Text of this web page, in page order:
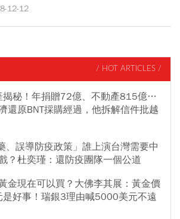
12-12
/ HOT ARTICLES /
秘！年捐贈72億、不動產815億…
還原BNT採購經過，他拆解信件批越
、誤導防疫政策」誰上演台灣需要中
？杜奕瑾：還防疫團隊一個公道
金現在可以買？大佛李其展：黃金價
好事！瑞銀3理由喊5000美元不遠